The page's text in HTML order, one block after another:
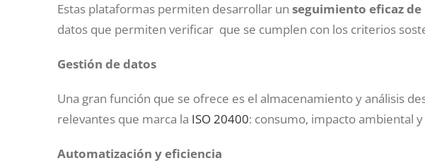
Estas plataformas permiten desarrollar un seguimiento eficaz
datos que permiten verificar que se cumplen con los criterios
Gestión de datos
Una gran función que se ofrece es el almacenamiento y análisis
relevantes que marca la ISO 20400: consumo, impacto ambiental
Automatización y eficiencia